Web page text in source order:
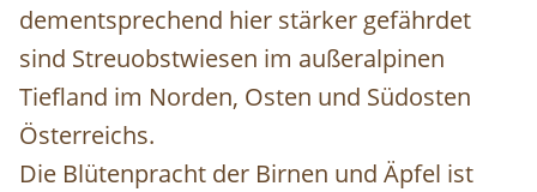
dementsprechend hier stärker gefährdet
sind Streuobstwiesen im außeralpinen
Tiefland im Norden, Osten und Südosten
Österreichs.
Die Blütenpracht der Birnen und Äpfel ist